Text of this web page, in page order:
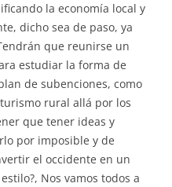
la economía local y
dicho sea de paso, ya
que reunirse un
estudiar la forma de
de subenciones, como
rural allá por los
que tener ideas y
por imposible y de
el occidente en un
Nos vamos todos a